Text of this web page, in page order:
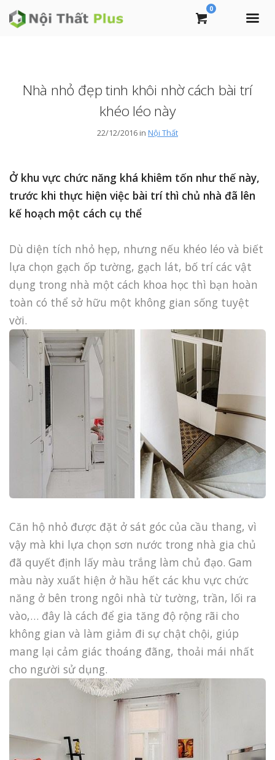
0
Nhà nhỏ đẹp tinh khôi nhờ cách bài trí
khéo léo này
22/12/2016 in Nội Thất
Ở khu vực chức năng khá khiêm tốn như thế này,
trước khi thực hiện việc bài trí thì chủ nhà đã lên
kế hoạch một cách cụ thể
Dù diện tích nhỏ hẹp, nhưng nếu khéo léo và biết
lựa chọn gạch ốp tường, gạch lát, bố trí các vật
dụng trong nhà một cách khoa học thì bạn hoàn
toàn có thể sở hữu một không gian sống tuyệt
vời.
Căn hộ nhỏ được đặt ở sát góc của cầu thang, vì
vậy mà khi lựa chọn sơn nước trong nhà gia chủ
đã quyết định lấy màu trắng làm chủ đạo. Gam
màu này xuất hiện ở hầu hết các khu vực chức
năng ở bên trong ngôi nhà từ tường, trần, lối ra
vào,… đây là cách để gia tăng độ rộng rãi cho
không gian và làm giảm đi sự chật chội, giúp
mang lại cảm giác thoáng đãng, thoải mái nhất
cho người sử dụng.